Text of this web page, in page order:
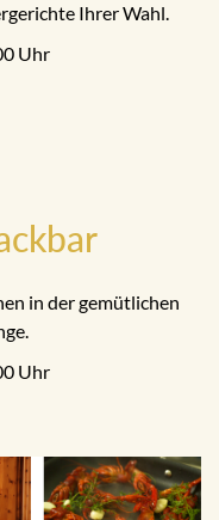
Ihrer Wahl.
Uhr
in der gemütlichen
Uhr